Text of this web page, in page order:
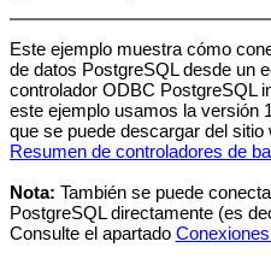
Este ejemplo muestra cómo
de datos PostgreSQL desde un
controlador ODBC PostgreSQL
este ejemplo usamos la versión
que se puede descargar del
Resumen de controladores de
Nota: También se puede
PostgreSQL directamente (es
Consulte el apartado